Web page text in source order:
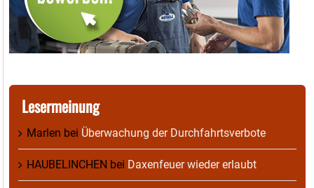
Lesermeinung
Marlen bei Überwachung der Durchfahrtsverbote
HAUBELINCHEN bei Daxenfeuer wieder erlaubt